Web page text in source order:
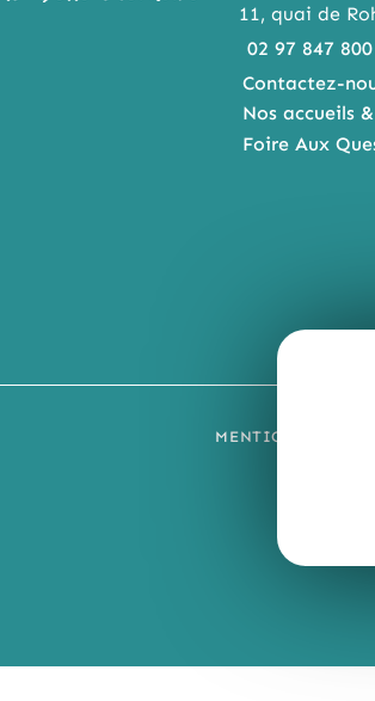
11, quai de
02 97 847 800
Contactez-
Nos accueils
Foire Aux
MENTIONS LÉGALES